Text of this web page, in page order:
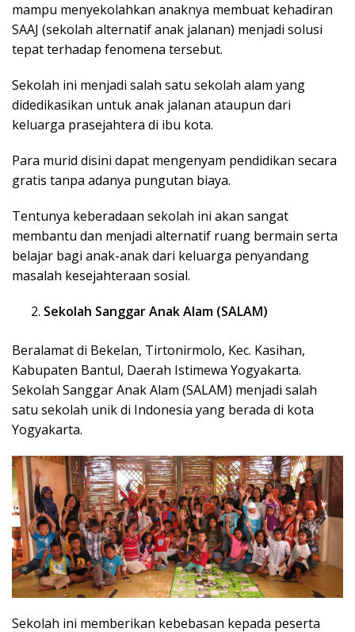
mampu menyekolahkan anaknya membuat kehadiran
SAAJ (sekolah alternatif anak jalanan) menjadi solusi
tepat terhadap fenomena tersebut.
Sekolah ini menjadi salah satu sekolah alam yang
didedikasikan untuk anak jalanan ataupun dari
keluarga prasejahtera di ibu kota.
Para murid disini dapat mengenyam pendidikan secara
gratis tanpa adanya pungutan biaya.
Tentunya keberadaan sekolah ini akan sangat
membantu dan menjadi alternatif ruang bermain serta
belajar bagi anak-anak dari keluarga penyandang
masalah kesejahteraan sosial.
Sekolah Sanggar Anak Alam (SALAM)
Beralamat di Bekelan, Tirtonirmolo, Kec. Kasihan,
Kabupaten Bantul, Daerah Istimewa Yogyakarta.
Sekolah Sanggar Anak Alam (SALAM) menjadi salah
satu sekolah unik di Indonesia yang berada di kota
Yogyakarta.
Sekolah ini memberikan kebebasan kepada peserta